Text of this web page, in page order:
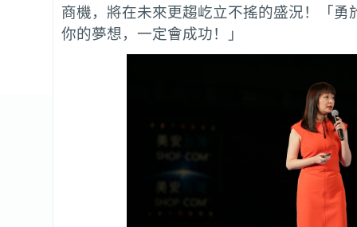
商機，將在未來更趨屹立不搖的盛況！「勇
你的夢想，一定會成功！」